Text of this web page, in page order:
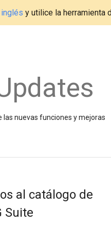
y utilice la herramienta
las nuevas funciones y mejoras
al catálogo de
Suite